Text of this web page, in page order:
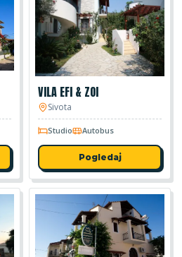
VILA EFI & ZOI
Sivota
Studio Autobus
Pogledaj